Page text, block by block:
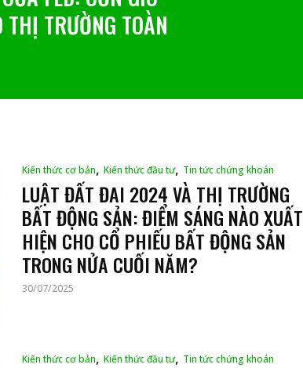
TRƯỜNG TOÀN
ĐẾN XUẤT KHẨU
Kiến thức cơ bản, Kiến thức đầu tư, Tin tức chứng khoán
LUẬT ĐẤT ĐAI 2024 VÀ THỊ TRƯỜNG
BẤT ĐỘNG SẢN: ĐIỂM SÁNG NÀO XUẤT
HIỆN CHO CỔ PHIẾU BẤT ĐỘNG SẢN
TRONG NỬA CUỐI NĂM?
30/07/2025
Kiến thức cơ bản, Kiến thức đầu tư, Tin tức chứng khoán